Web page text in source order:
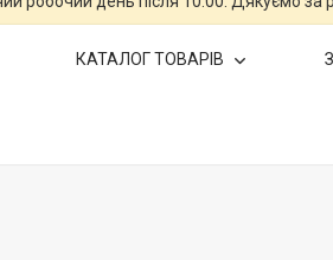
КАТАЛОГ ТОВАРІВ